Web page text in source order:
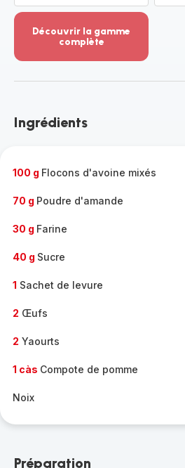
Découvrir la gamme
complète
-
gamme
Ingrédients
100 g Flocons d'avoine mixés
70 g Poudre d'amande
30 g Farine
40 g Sucre
1 Sachet de levure
2 Œufs
2 Yaourts
1 càs Compote de pomme
Noix
Préparation